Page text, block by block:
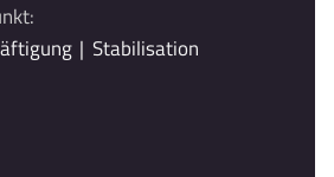
| Stabilisation